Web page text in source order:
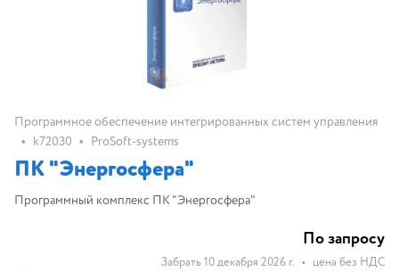
Программное обеспечение интегрированных систем управления
• k72030 • ProSoft-systems
ПК "Энергосфера"
Программный комплекс ПК "Энергосфера"
По запросу
Забрать 10 декабря 2026 г. • цена без НДС